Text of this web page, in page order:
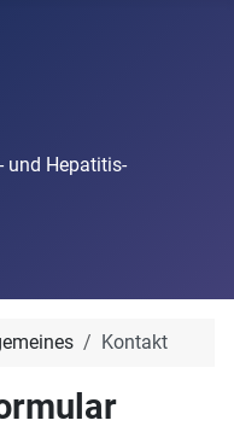
und Hepatitis-
Kontakt